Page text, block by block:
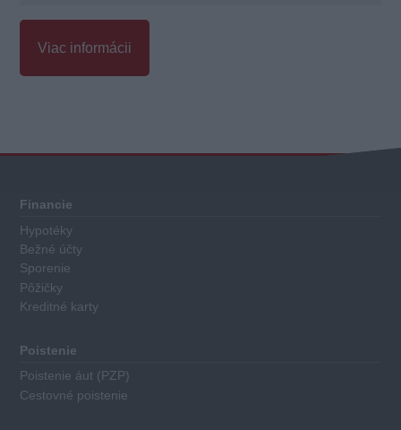
Viac informácii
hodnotenie
Každá
pôžička
a
úver
má
priradené
za
nasledovné
kritéria:
Financie
Hypotéky
Bežné účty
Sporenie
Pôžičky
Kreditné karty
Poistenie
Poistenie áut (PZP)
Cestovné poistenie